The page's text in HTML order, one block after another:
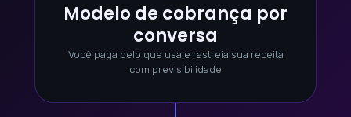
Modelo de cobrança por
conversa
Você paga pelo que usa e rastreia sua receita
com previsibilidade